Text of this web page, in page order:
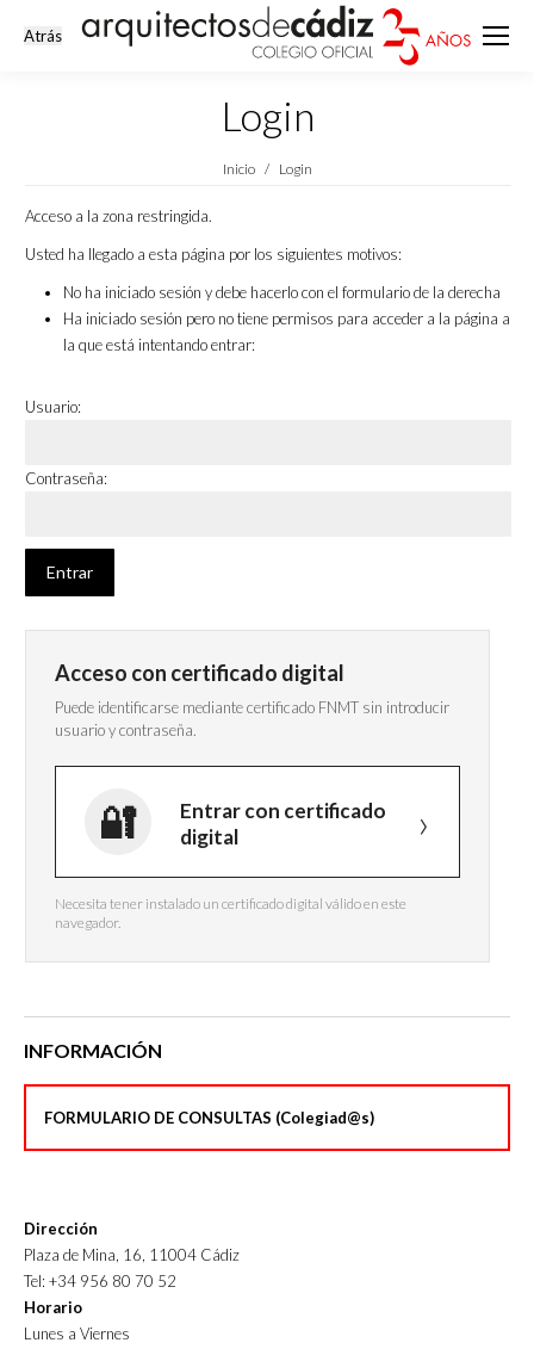
Login
Estás aquí:
Inicio Login
Acceso a la zona restringida.
Usted ha llegado a esta página por los siguientes motivos:
No ha iniciado sesión y debe hacerlo con el formulario de la derecha
Ha iniciado sesión pero no tiene permisos para acceder a la página a
la que está intentando entrar:
Usuario:
Contraseña:
Acceso con certificado digital
Puede identificarse mediante certificado FNMT sin introducir
usuario y contraseña.
Entrar con certificado
digital
Necesita tener instalado un certificado digital válido en este
navegador.
INFORMACIÓN
FORMULARIO DE CONSULTAS (Colegiad@s)
Dirección
Plaza de Mina, 16, 11004 Cádiz
Tel: +34 956 80 70 52
Horario
Lunes a Viernes